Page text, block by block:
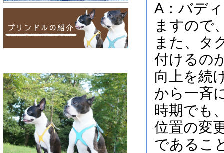
A：バデ
ますので
また、タ
付けるの
向上を続
から一斉
時期でも
位置の変
であるこ